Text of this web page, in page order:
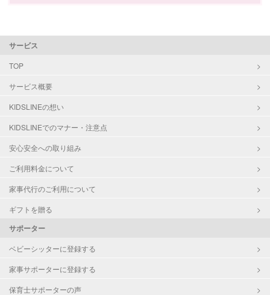
サービス
TOP
サービス概要
KIDSLINEの想い
KIDSLINEでのマナー・注意点
安心安全への取り組み
ご利用料金について
家事代行のご利用について
ギフトを贈る
サポーター
ベビーシッターに登録する
家事サポーターに登録する
保育士サポーターの声